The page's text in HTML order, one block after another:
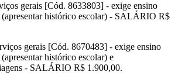
gerais [Cód. 8633803] - exige ensino
histórico escolar) - SALÁRIO R$
gerais [Cód. 8670483] - exige ensino
histórico escolar) e
- SALÁRIO R$ 1.900,00.